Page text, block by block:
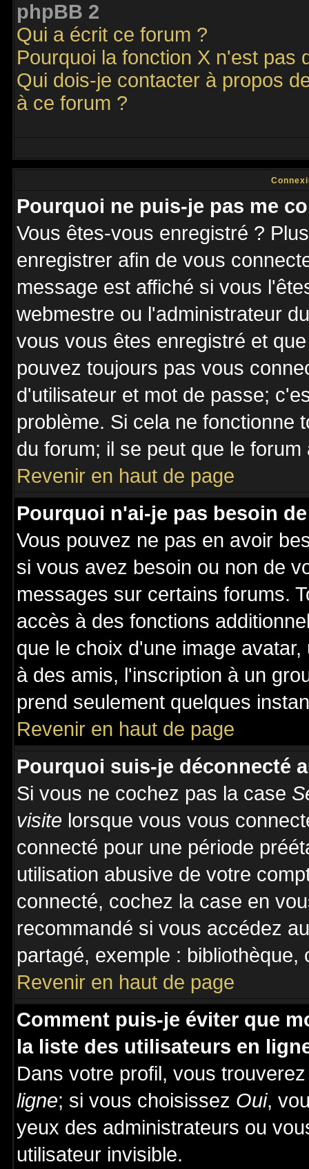
phpBB 2
Qui a écrit ce forum ?
Pourquoi la fonction X n'est pas
Qui dois-je contacter à propos
à ce forum ?
Pourquoi ne puis-je pas me
Vous êtes-vous enregistré ?
enregistrer afin de vous
message est affiché si vous
webmestre ou l'administrateur
vous vous êtes enregistré et
pouvez toujours pas vous
d'utilisateur et mot de passe;
problème. Si cela ne fonctionne
du forum; il se peut que le
Revenir en haut de page
Pourquoi n'ai-je pas besoin
Vous pouvez ne pas en avoir
si vous avez besoin ou non de
messages sur certains forums.
accès à des fonctions
que le choix d'une image
à des amis, l'inscription à un
prend seulement quelques
Revenir en haut de page
Pourquoi suis-je déconnecté
Si vous ne cochez pas la case
visite lorsque vous vous
connecté pour une période
utilisation abusive de votre
connecté, cochez la case en
recommandé si vous accédez
partagé, exemple :
Revenir en haut de page
Comment puis-je éviter que
la liste des utilisateurs en
Dans votre profil, vous
ligne; si vous choisissez Oui,
yeux des administrateurs ou
utilisateur invisible.